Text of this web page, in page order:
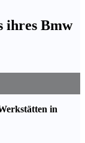
ihres Bmw
in